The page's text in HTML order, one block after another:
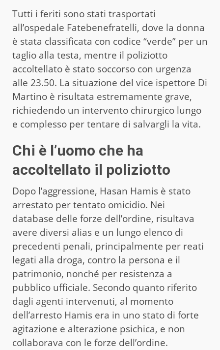
Tutti i feriti sono stati trasportati
all’ospedale Fatebenefratelli, dove la donna
è stata classificata con codice “verde” per un
taglio alla testa, mentre il poliziotto
accoltellato è stato soccorso con urgenza
alle 23.50. La situazione del vice ispettore Di
Martino è risultata estremamente grave,
richiedendo un intervento chirurgico lungo
e complesso per tentare di salvargli la vita.
Chi è l’uomo che ha
accoltellato il poliziotto
Dopo l’aggressione, Hasan Hamis è stato
arrestato per tentato omicidio. Nei
database delle forze dell’ordine, risultava
avere diversi alias e un lungo elenco di
precedenti penali, principalmente per reati
legati alla droga, contro la persona e il
patrimonio, nonché per resistenza a
pubblico ufficiale. Secondo quanto riferito
dagli agenti intervenuti, al momento
dell’arresto Hamis era in uno stato di forte
agitazione e alterazione psichica, e non
collaborava con le forze dell’ordine.